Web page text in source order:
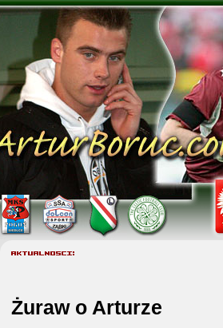
Żuraw o Arturze